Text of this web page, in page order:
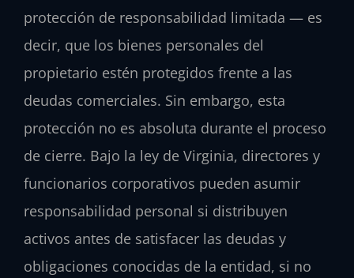
protección de responsabilidad limitada — es
decir, que los bienes personales del
propietario estén protegidos frente a las
deudas comerciales. Sin embargo, esta
protección no es absoluta durante el proceso
de cierre. Bajo la ley de Virginia, directores y
funcionarios corporativos pueden asumir
responsabilidad personal si distribuyen
activos antes de satisfacer las deudas y
obligaciones conocidas de la entidad, si no